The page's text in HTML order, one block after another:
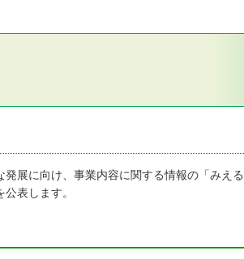
展に向け、事業内容に関する情報の「みえ
表します。